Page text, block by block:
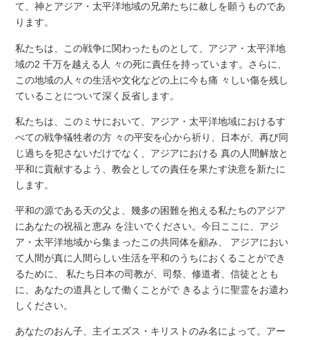
て、神とアジア・太平洋地域の兄弟たちに赦しを願うものであ
ります。
私たちは、この戦争に関わったものとして、アジア・太平洋地
域の2 千万を越える人 々の死に責任を持っています。さらに、
この地域の人々の生活や文化などの上に今も痛 々しい傷を残し
ていることについて深く反省します。
私たちは、このミサにおいて、アジア・太平洋地域におけるす
べての戦争犠牲者の方 々の平安を心から祈り、日本が、再び同
じ過ちを犯さないだけでなく、アジアにおける 真の人間解放と
平和に貢献するよう、教会としての責任を果たす決意を新たに
します。
平和の源である天の父よ、幾多の困難を抱える私たちのアジア
にあなたの祝福と恵み を注いでください。今日ここに、アジ
ア・太平洋地域から集まったこの共同体を顧み、 アジアにおい
て人間が真に人間らしい生活を平和のうちにおくることができ
るために、 私たち日本の司教が、司祭、修道者、信徒ととも
に、あなたの道具として働くことがで きるように聖霊をお遣わ
しください。
あなたのおん子、主イエズス・キリストのみ名によって。アー